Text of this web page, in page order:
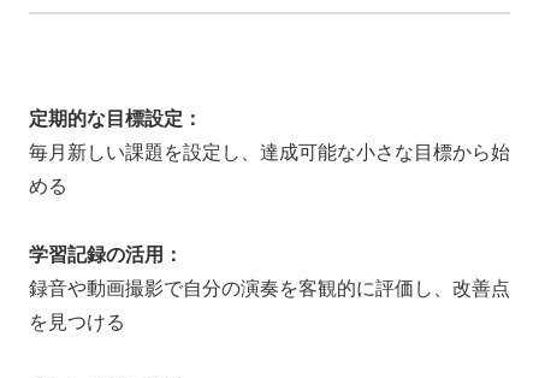
定期的な目標設定：
毎月新しい課題を設定し、達成可能な小さな目標から始
める
学習記録の活用：
録音や動画撮影で自分の演奏を客観的に評価し、改善点
を見つける